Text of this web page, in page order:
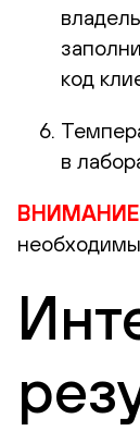
код
в